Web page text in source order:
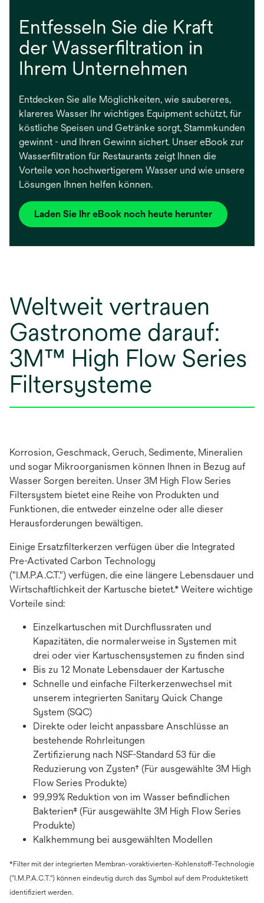
Entfesseln Sie die Kraft
der Wasserfiltration in
Ihrem Unternehmen
Entdecken Sie alle Möglichkeiten, wie saubereres,
klareres Wasser Ihr wichtiges Equipment schützt, für
köstliche Speisen und Getränke sorgt, Stammkunden
gewinnt - und Ihren Gewinn sichert. Unser eBook zur
Wasserfiltration für Restaurants zeigt Ihnen die
Vorteile von hochwertigerem Wasser und wie unsere
Lösungen Ihnen helfen können.
Laden Sie Ihr eBook noch heute herunter
Weltweit vertrauen
Gastronome darauf:
3M™ High Flow Series
Filtersysteme
Korrosion, Geschmack, Geruch, Sedimente, Mineralien
und sogar Mikroorganismen können Ihnen in Bezug auf
Wasser Sorgen bereiten. Unser 3M High Flow Series
Filtersystem bietet eine Reihe von Produkten und
Funktionen, die entweder einzelne oder alle dieser
Herausforderungen bewältigen.
Einige Ersatzfilterkerzen verfügen über die Integrated
Pre-Activated Carbon Technology
("I.M.P.A.C.T.") verfügen, die eine längere Lebensdauer und
Wirtschaftlichkeit der Kartusche bietet.* Weitere wichtige
Vorteile sind:
Einzelkartuschen mit Durchflussraten und
Kapazitäten, die normalerweise in Systemen mit
drei oder vier Kartuschensystemen zu finden sind
Bis zu 12 Monate Lebensdauer der Kartusche
Schnelle und einfache Filterkerzenwechsel mit
unserem integrierten Sanitary Quick Change
System (SQC)
Direkte oder leicht anpassbare Anschlüsse an
bestehende Rohrleitungen
Zertifizierung nach NSF-Standard 53 für die
Reduzierung von Zysten† (Für ausgewählte 3M High
Flow Series Produkte)
99,99% Reduktion von im Wasser befindlichen
Bakterien‡ (Für ausgewählte 3M High Flow Series
Produkte)
Kalkhemmung bei ausgewählten Modellen
*Filter mit der integrierten Membran-voraktivierten-Kohlenstoff-Technologie
("I.M.P.A.C.T.") können eindeutig durch das Symbol auf dem Produktetikett
identifiziert werden.